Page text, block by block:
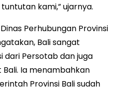
kami,” ujarnya.
Perhubungan Provinsi
Bali sangat
dari Persotab dan juga
Ia menambahkan
Provinsi Bali sudah